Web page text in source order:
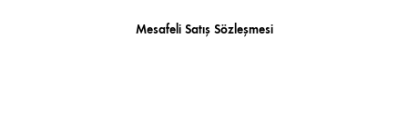
Mesafeli Satış Sözleşmesi